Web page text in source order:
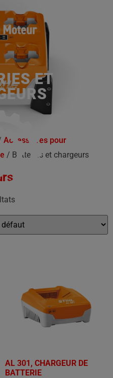
ET
Accessoires pour
/ Batteries et chargeurs
AL 301, CHARGEUR DE
BATTERIE